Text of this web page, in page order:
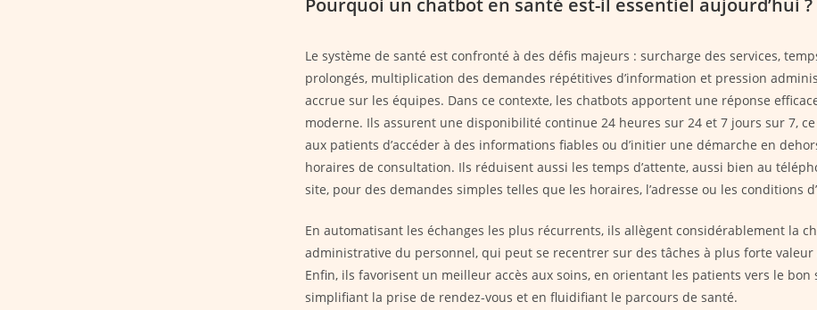
Pourquoi un chatbot en santé est-il essentiel aujourd’hui ?
Le système de santé est confronté à des défis majeurs : surcharge des services,
prolongés, multiplication des demandes répétitives d’information et pression
accrue sur les équipes. Dans ce contexte, les chatbots apportent une réponse
moderne. Ils assurent une disponibilité continue 24 heures sur 24 et 7 jours sur 7,
aux patients d’accéder à des informations fiables ou d’initier une démarche en
horaires de consultation. Ils réduisent aussi les temps d’attente, aussi bien au
site, pour des demandes simples telles que les horaires, l’adresse ou les conditions
En automatisant les échanges les plus récurrents, ils allègent considérablement la
administrative du personnel, qui peut se recentrer sur des tâches à plus forte valeur
Enfin, ils favorisent un meilleur accès aux soins, en orientant les patients vers le bon
simplifiant la prise de rendez-vous et en fluidifiant le parcours de santé.